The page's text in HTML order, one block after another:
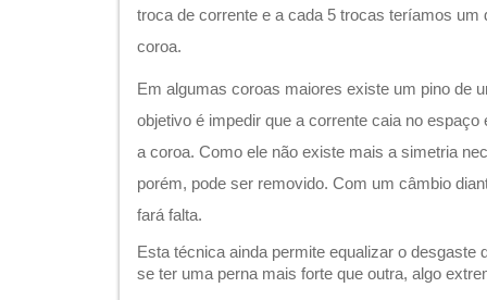
troca de corrente e a cada 5 trocas teríamos um
coroa.
Em algumas coroas maiores existe um pino de
objetivo é impedir que a corrente caia no espaço
a coroa. Como ele não existe mais a simetria
porém, pode ser removido. Com um câmbio
fará falta.
Esta técnica ainda permite equalizar o desgaste
se ter uma perna mais forte que outra, algo